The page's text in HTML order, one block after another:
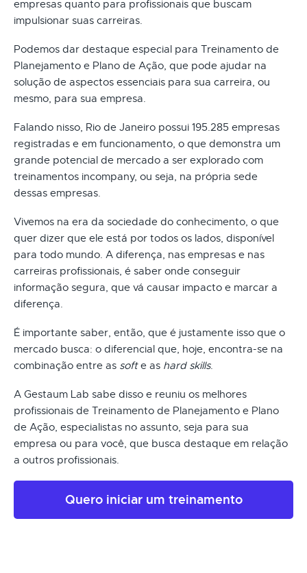
empresas quanto para profissionais que buscam
impulsionar suas carreiras.
Podemos dar destaque especial para Treinamento de
Planejamento e Plano de Ação, que pode ajudar na
solução de aspectos essenciais para sua carreira, ou
mesmo, para sua empresa.
Falando nisso, Rio de Janeiro possui 195.285 empresas
registradas e em funcionamento, o que demonstra um
grande potencial de mercado a ser explorado com
treinamentos incompany, ou seja, na própria sede
dessas empresas.
Vivemos na era da sociedade do conhecimento, o que
quer dizer que ele está por todos os lados, disponível
para todo mundo. A diferença, nas empresas e nas
carreiras profissionais, é saber onde conseguir
informação segura, que vá causar impacto e marcar a
diferença.
É importante saber, então, que é justamente isso que o
mercado busca: o diferencial que, hoje, encontra-se na
combinação entre as softe as hard skills.
A Gestaum Lab sabe disso e reuniu os melhores
profissionais de Treinamento de Planejamento e Plano
de Ação, especialistas no assunto, seja para sua
empresa ou para você, que busca destaque em relação
a outros profissionais.
Quero iniciar um treinamento